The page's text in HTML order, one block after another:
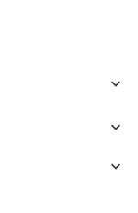


